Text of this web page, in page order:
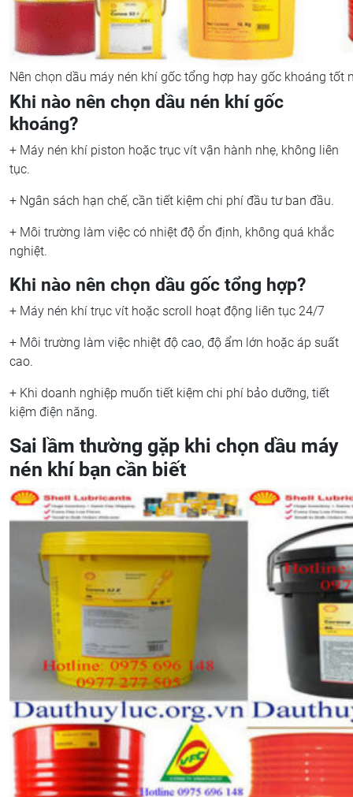
Nên chọn dầu máy nén khí gốc tổng hợp hay gốc khoáng tốt
Khi nào nên chọn dầu nén khí gốc
khoáng?
+ Máy nén khí piston hoặc trục vít vận hành nhẹ, không liên
tục.
+ Ngân sách hạn chế, cần tiết kiệm chi phí đầu tư ban đầu.
+ Môi trường làm việc có nhiệt độ ổn định, không quá khắc
nghiệt.
Khi nào nên chọn dầu gốc tổng hợp?
+ Máy nén khí trục vít hoặc scroll hoạt động liên tục 24/7
+ Môi trường làm việc nhiệt độ cao, độ ẩm lớn hoặc áp suất
cao.
+ Khi doanh nghiệp muốn tiết kiệm chi phí bảo dưỡng, tiết
kiệm điện năng.
Sai lầm thường gặp khi chọn dầu máy
nén khí bạn cần biết